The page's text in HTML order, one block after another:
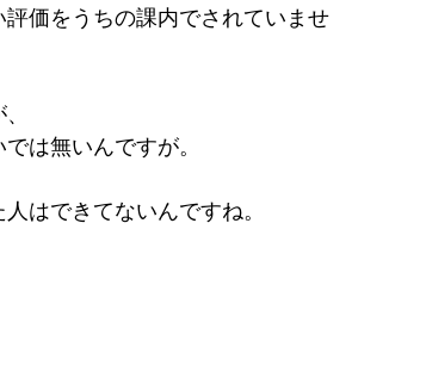
価をうちの課内でされていませ
は無いんですが。
はできてないんですね。